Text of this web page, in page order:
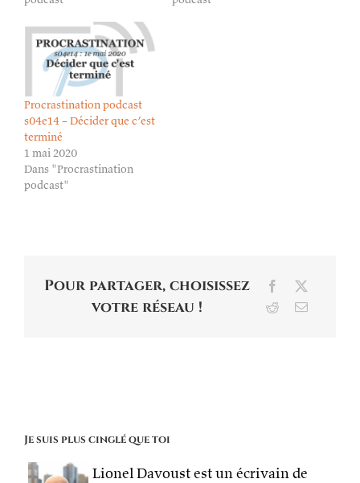
Procrastination podcast
s04e14 – Décider que c’est
terminé
1 mai 2020
Dans "Procrastination
podcast"
Pour partager, choisissez
votre réseau !
Facebook
RedditEmail
Je suis plus cinglé que toi
Lionel Davoust est un écrivain de